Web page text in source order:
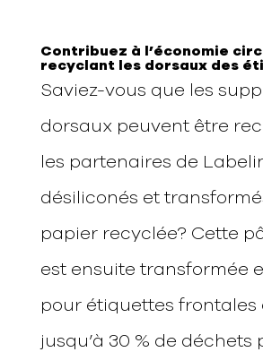
Contribuez à l’économie
recyclant les dorsaux des
Saviez-vous que les
dorsaux peuvent être
les partenaires de
désiliconés et
papier recyclée? Cette
est ensuite transformée
pour étiquettes
jusqu’à 30 % de déchets